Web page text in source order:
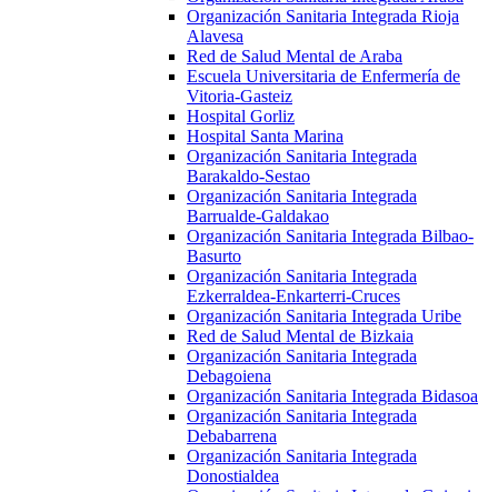
Organización Sanitaria Integrada Rioja
Alavesa
Red de Salud Mental de Araba
Escuela Universitaria de Enfermería de
Vitoria-Gasteiz
Hospital Gorliz
Hospital Santa Marina
Organización Sanitaria Integrada
Barakaldo-Sestao
Organización Sanitaria Integrada
Barrualde-Galdakao
Organización Sanitaria Integrada Bilbao-
Basurto
Organización Sanitaria Integrada
Ezkerraldea-Enkarterri-Cruces
Organización Sanitaria Integrada Uribe
Red de Salud Mental de Bizkaia
Organización Sanitaria Integrada
Debagoiena
Organización Sanitaria Integrada Bidasoa
Organización Sanitaria Integrada
Debabarrena
Organización Sanitaria Integrada
Donostialdea